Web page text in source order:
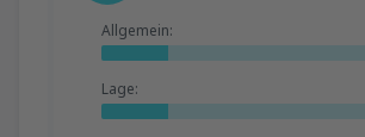
Allgemein:
Lage: